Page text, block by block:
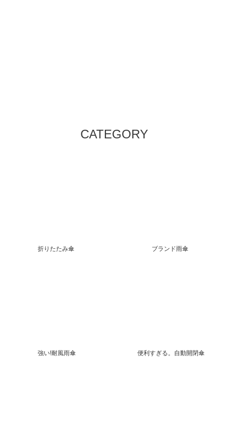
CATEGORY
折りたたみ傘 ブランド雨傘
強い!耐風雨傘 便利すぎる。自動開閉傘